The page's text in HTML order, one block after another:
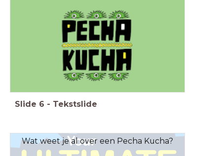
Slide 6 - Tekstslide
Wat weet je al over een Pecha Kucha?